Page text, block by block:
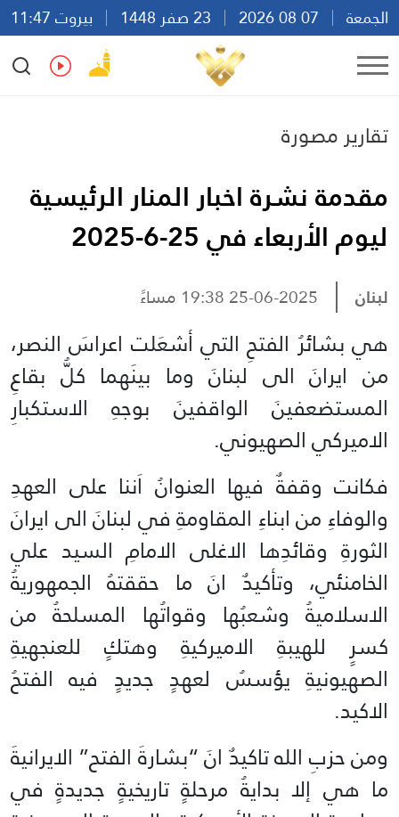
الجمعة
بيروت 11:47
Ar
En Fr Es
تقارير مصورة
مقدمة نشرة اخبار المنار الرئيسية
ليوم الأربعاء في 25-6-2025
لبنان 25-06-2025 19:38 مساءً
هي بشائرُ الفتحِ التي أشعَلت اعراسَ النصر،
من ايرانَ الى لبنانَ وما بينَهما كلُّ بقاعِ
المستضعفينَ الواقفينَ بوجهِ الاستكبارِ
الاميركي الصهيوني.
فكانت وقفةٌ فيها العنوانُ اَننا على العهدِ
والوفاءِ من ابناءِ المقاومةِ في لبنانَ الى ايرانَ
الثورةِ وقائدِها الاغلى الامامِ السيد علي
الخامنئي، وتأكيدٌ انَ ما حققتهُ الجمهوريةُ
الاسلاميةُ وشعبُها وقواتُها المسلحةُ من
كسرٍ للهيبةِ الاميركيةِ وهتكٍ للعنجهيةِ
الصهيونيةِ يؤسسُ لعهدٍ جديدٍ فيه الفتحُ
الاكيد.
ومن حزبِ الله تاكيدٌ انَ “بشارةَ الفتح” الايرانيةَ
ما هي إلا بدايةُ ‏مرحلةٍ تاريخيةٍ ‏جديدةٍ في